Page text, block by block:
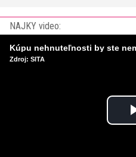
NAJKY video:
Zdroj: SITA